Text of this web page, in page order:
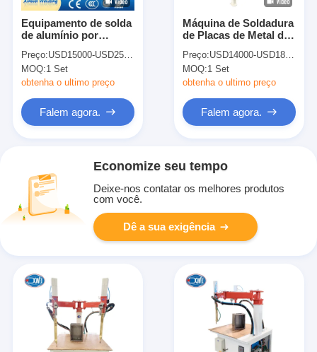
Equipamento de solda
de alumínio por
por pontos Mesa de
telhado Máquina de
solda por pontos
Preço:USD15000-USD25000
MOQ:1 Set
obtenha o ultimo preço
Falem agora.
Máquina de Soldadura
de Placas de Metal de
de Placas de Mesa
para aço inoxidável
Preço:USD14000-USD18000
MOQ:1 Set
obtenha o ultimo preço
Falem agora.
Economize seu tempo
Deixe-nos contatar os melhores produtos
com você.
Dê a sua exigência